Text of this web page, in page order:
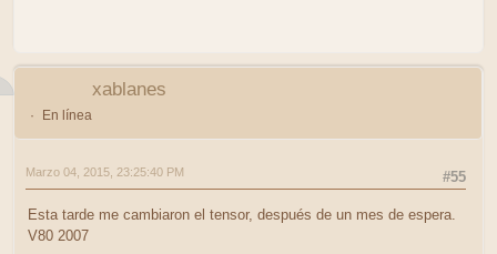
xablanes
En línea
#55
Marzo 04, 2015, 23:25:40 PM
Esta tarde me cambiaron el tensor, después de un mes de espera.
V80 2007